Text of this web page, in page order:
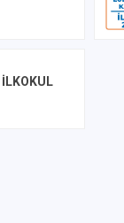
İLKOKUL